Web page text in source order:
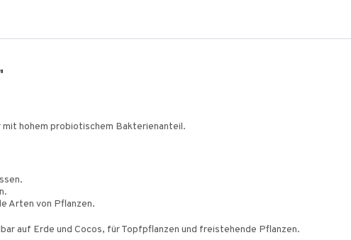
hohem probiotischem Bakterienanteil.
Arten von Pflanzen.
auf Erde und Cocos, für Topfpflanzen und freistehende Pflanzen.